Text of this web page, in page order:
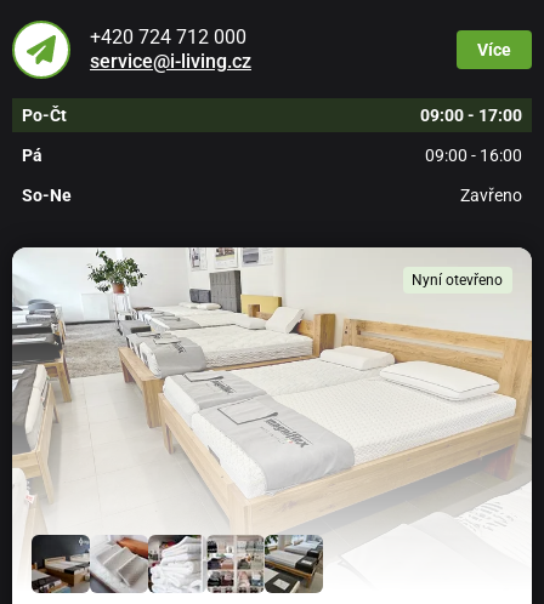
+420 724 712 000
service@i-living.cz
Více
Po-Čt 09:00 - 17:00
Pá 09:00 - 16:00
So-Ne Zavřeno
Nyní otevřeno